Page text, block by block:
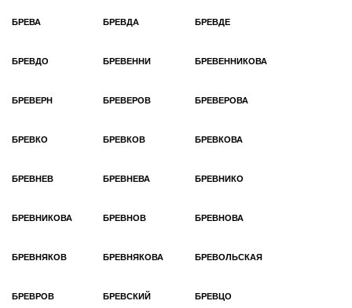
БРЕВА БРЕВДА БРЕВДЕ
БРЕВДО БРЕВЕННИ БРЕВЕННИКОВА
БРЕВЕРН БРЕВЕРОВ БРЕВЕРОВА
БРЕВКО БРЕВКОВ БРЕВКОВА
БРЕВНЕВ БРЕВНЕВА БРЕВНИКО
БРЕВНИКОВА БРЕВНОВ БРЕВНОВА
БРЕВНЯКОВ БРЕВНЯКОВА БРЕВОЛЬСКАЯ
БРЕВРОВ БРЕВСКИЙ БРЕВЦО